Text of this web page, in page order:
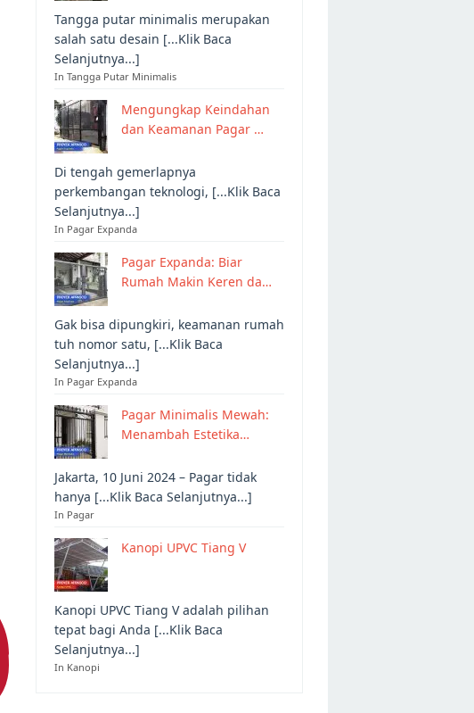
Tangga putar minimalis merupakan
salah satu desain [...Klik Baca
Selanjutnya...]
In Tangga Putar Minimalis
Mengungkap Keindahan
dan Keamanan Pagar …
Di tengah gemerlapnya
perkembangan teknologi, [...Klik Baca
Selanjutnya...]
In Pagar Expanda
Pagar Expanda: Biar
Rumah Makin Keren da…
Gak bisa dipungkiri, keamanan rumah
tuh nomor satu, [...Klik Baca
Selanjutnya...]
In Pagar Expanda
Pagar Minimalis Mewah:
Menambah Estetika…
Jakarta, 10 Juni 2024 – Pagar tidak
hanya [...Klik Baca Selanjutnya...]
In Pagar
Kanopi UPVC Tiang V
Kanopi UPVC Tiang V adalah pilihan
tepat bagi Anda [...Klik Baca
Selanjutnya...]
In Kanopi